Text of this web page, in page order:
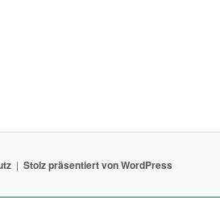
Stolz präsentiert von WordPress